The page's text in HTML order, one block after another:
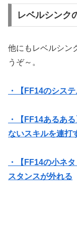
レベルシンク
他にもレベルシン
うぞ～。
・【FF14のシス
・【FF14あるあ
ないスキルを連打
・【FF14の小ネ
スタンスが外れる